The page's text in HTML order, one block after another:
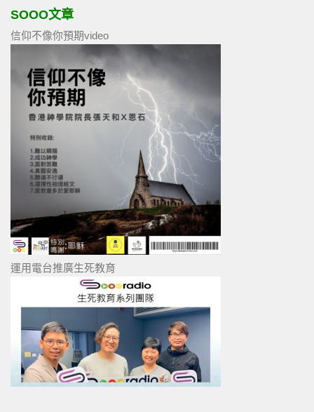
SOOO文章
信仰不像你預期video
運用電台推廣生死教育